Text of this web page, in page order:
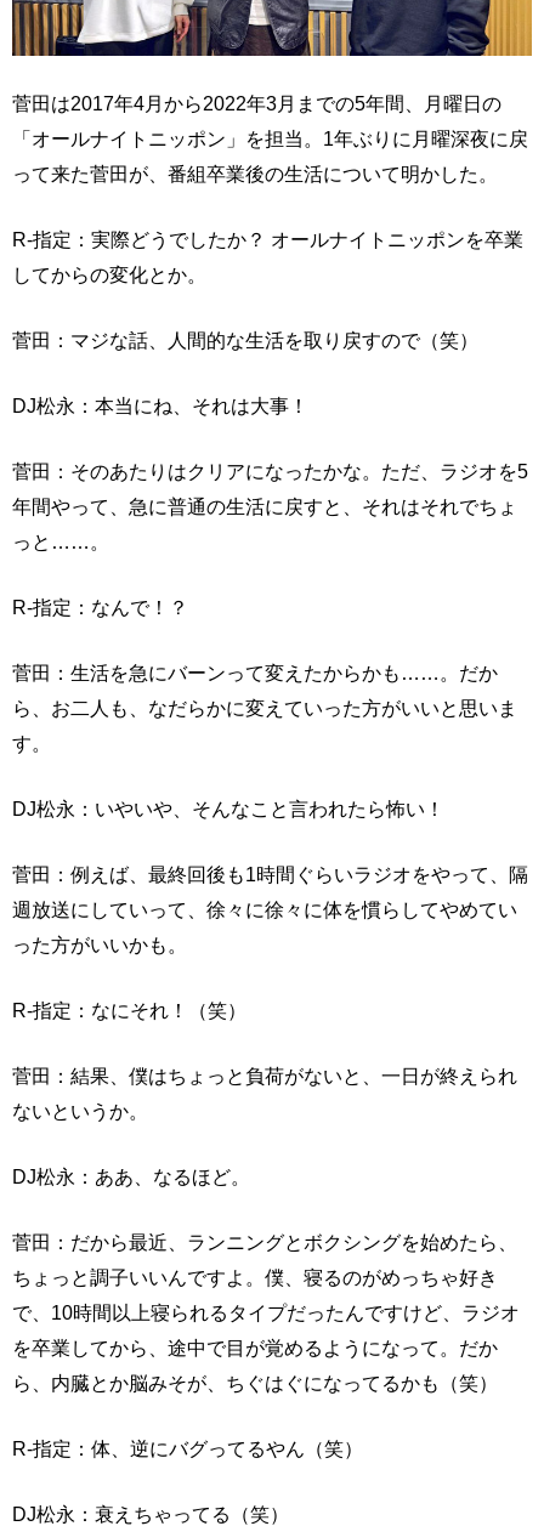
菅田は2017年4月から2022年3月までの5年間、月曜日の
「オールナイトニッポン」を担当。1年ぶりに月曜深夜に戻
って来た菅田が、番組卒業後の生活について明かした。
R-指定：実際どうでしたか？ オールナイトニッポンを卒業
してからの変化とか。
菅田：マジな話、人間的な生活を取り戻すので（笑）
DJ松永：本当にね、それは大事！
菅田：そのあたりはクリアになったかな。ただ、ラジオを5
年間やって、急に普通の生活に戻すと、それはそれでちょ
っと……。
R-指定：なんで！？
菅田：生活を急にバーンって変えたからかも……。だか
ら、お二人も、なだらかに変えていった方がいいと思いま
す。
DJ松永：いやいや、そんなこと言われたら怖い！
菅田：例えば、最終回後も1時間ぐらいラジオをやって、隔
週放送にしていって、徐々に徐々に体を慣らしてやめてい
った方がいいかも。
R-指定：なにそれ！（笑）
菅田：結果、僕はちょっと負荷がないと、一日が終えられ
ないというか。
DJ松永：ああ、なるほど。
菅田：だから最近、ランニングとボクシングを始めたら、
ちょっと調子いいんですよ。僕、寝るのがめっちゃ好き
で、10時間以上寝られるタイプだったんですけど、ラジオ
を卒業してから、途中で目が覚めるようになって。だか
ら、内臓とか脳みそが、ちぐはぐになってるかも（笑）
R-指定：体、逆にバグってるやん（笑）
DJ松永：衰えちゃってる（笑）